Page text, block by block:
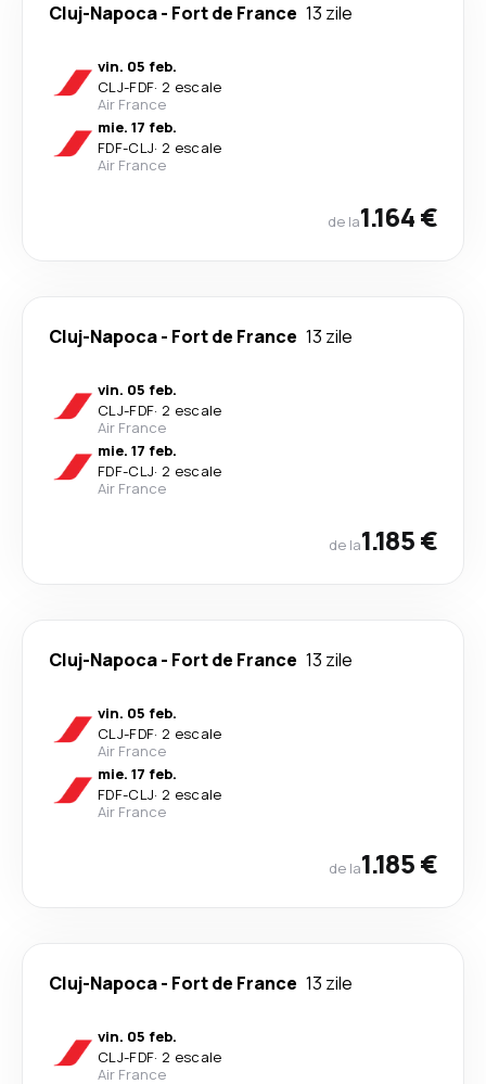
Cluj-Napoca- Fort de France 13 zile
vin. 05 feb.
CLJ-FDF· 2 escale
Air France
mie. 17 feb.
FDF-CLJ· 2 escale
Air France
de la1.164 €
Cluj-Napoca- Fort de France 13 zile
vin. 05 feb.
CLJ-FDF· 2 escale
Air France
mie. 17 feb.
FDF-CLJ· 2 escale
Air France
de la1.185 €
Cluj-Napoca- Fort de France 13 zile
vin. 05 feb.
CLJ-FDF· 2 escale
Air France
mie. 17 feb.
FDF-CLJ· 2 escale
Air France
de la1.185 €
Cluj-Napoca- Fort de France 13 zile
vin. 05 feb.
CLJ-FDF· 2 escale
Air France